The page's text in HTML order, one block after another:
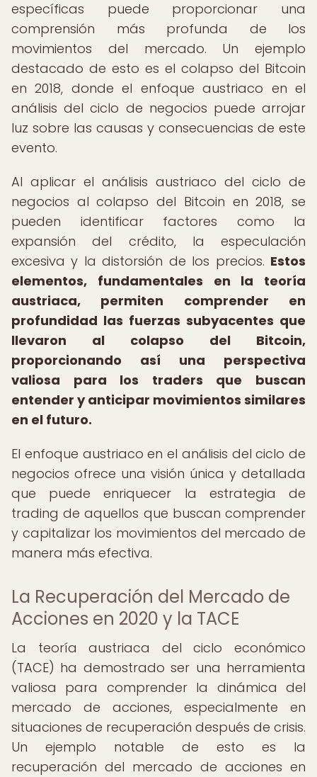
específicas puede proporcionar una
comprensión más profunda de los
movimientos del mercado. Un ejemplo
destacado de esto es el colapso del Bitcoin
en 2018, donde el enfoque austriaco en el
análisis del ciclo de negocios puede arrojar
luz sobre las causas y consecuencias de este
evento.
Al aplicar el análisis austriaco del ciclo de
negocios al colapso del Bitcoin en 2018, se
pueden identificar factores como la
expansión del crédito, la especulación
excesiva y la distorsión de los precios. Estos
elementos, fundamentales en la teoría
austriaca, permiten comprender en
profundidad las fuerzas subyacentes que
llevaron al colapso del Bitcoin,
proporcionando así una perspectiva
valiosa para los traders que buscan
entender y anticipar movimientos similares
en el futuro.
El enfoque austriaco en el análisis del ciclo de
negocios ofrece una visión única y detallada
que puede enriquecer la estrategia de
trading de aquellos que buscan comprender
y capitalizar los movimientos del mercado de
manera más efectiva.
La Recuperación del Mercado de
Acciones en 2020 y la TACE
La teoría austriaca del ciclo económico
(TACE) ha demostrado ser una herramienta
valiosa para comprender la dinámica del
mercado de acciones, especialmente en
situaciones de recuperación después de crisis.
Un ejemplo notable de esto es la
recuperación del mercado de acciones en